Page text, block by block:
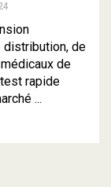
distribution, de
de
rapide
...